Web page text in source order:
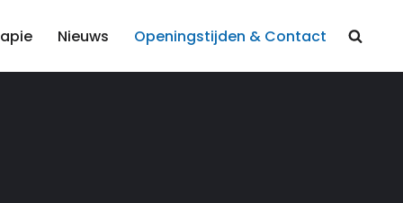
Nieuws Openingstijden & Contact